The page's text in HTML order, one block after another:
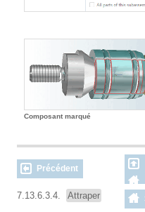
Composant marqué
Précédent
7.13.6.3.4. Attraper